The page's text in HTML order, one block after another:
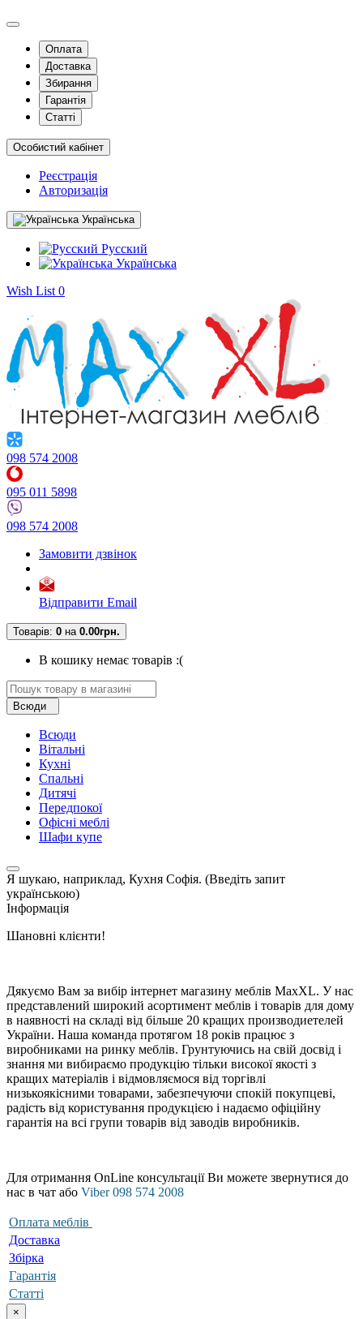
Оплата
Доставка
Збирання
Гарантія
Статті
Особистий кабінет
Реєстрація
Авторизація
Українська
Русский
Українська
Wish List 0
098 574 2008
095 011 5898
098 574 2008
Замовити дзвінок
Відправити Email
Товарів: 0 на 0.00грн.
В кошику немає товарів :(
Всюди
Всюди
Вітальні
Кухні
Спальні
Дитячі
Передпокої
Офісні меблі
Шафи купе
Я шукаю, наприклад, Кухня Софія. (Введіть запит
українською)
Інформація
Шановні клієнти!
Дякуємо Вам за вибір інтернет магазину меблів MaxXL. У нас
представлений широкий асортимент меблів і товарів для дому
в наявності на складі від більше 20 кращих производиетелей
України. Наша команда протягом 18 років працює з
виробниками на ринку меблів. Грунтуючись на свій досвід і
знання ми вибираємо продукцію тільки високої якості з
кращих матеріалів і відмовляємося від торгівлі
низькоякісними товарами, забезпечуючи спокій покупцеві,
радість від користування продукцією і надаємо офіційну
гарантія на всі групи товарів від заводів виробників.
Для отримання OnLine консультації Ви можете звернутися до
нас в чат або Viber 098 574 2008
Оплата меблів
Доставка
Збірка
Гарантія
Статті
×